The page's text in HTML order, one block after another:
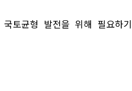
토균형 발전을 위해 필요하기